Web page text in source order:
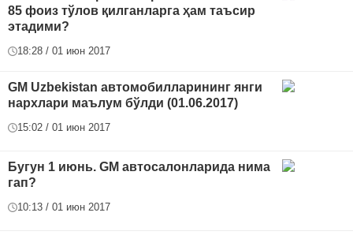
85 фоиз тўлов қилганларга ҳам таъсир
этадими?
18:28 / 01 июн 2017
GM Uzbekistan автомобилларининг янги
нархлари маълум бўлди (01.06.2017)
15:02 / 01 июн 2017
Бугун 1 июнь. GM автосалонларида нима
гап?
10:13 / 01 июн 2017